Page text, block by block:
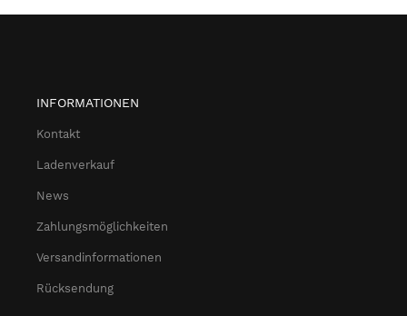
INFORMATIONEN
Kontakt
Ladenverkauf
News
Zahlungsmöglichkeiten
Versandinformationen
Rücksendung